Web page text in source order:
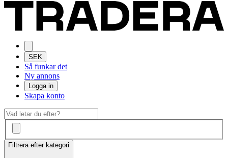
SEK
Så funkar det
Ny annons
Logga in
Skapa konto
Filtrera efter kategori